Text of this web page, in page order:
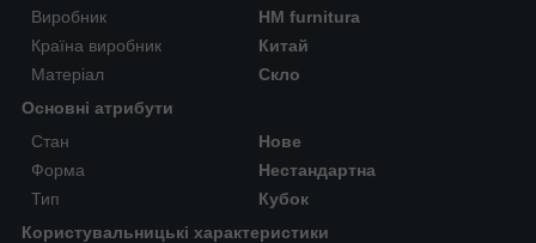
Виробник
HM furnitura
Країна виробник
Китай
Матеріал
Скло
Основні атрибути
Стан
Нове
Форма
Нестандартна
Тип
Кубок
Користувальницькі характеристики